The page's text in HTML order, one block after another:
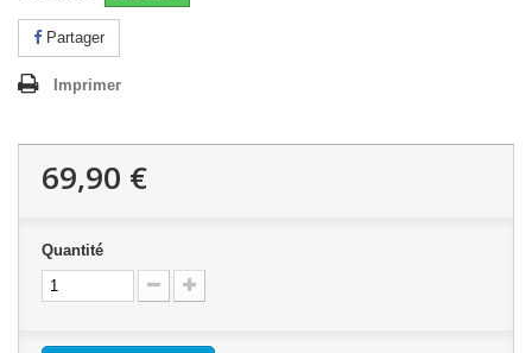
Partager
Imprimer
69,90 €
Quantité